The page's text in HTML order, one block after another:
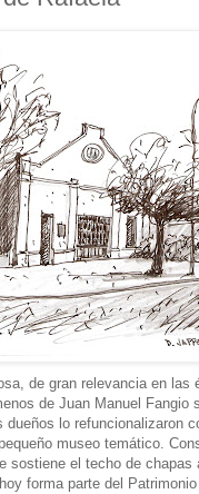
de gran relevancia en
de Juan Manuel
lo refuncionalizaron
museo temático.
sostiene el techo de
forma parte del